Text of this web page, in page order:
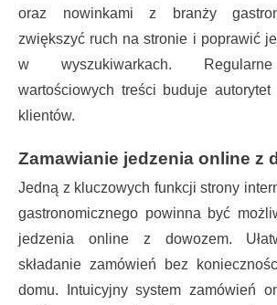
oraz nowinkami z branży
zwiększyć ruch na stronie i poprawić
w wyszukiwarkach.
wartościowych treści buduje
klientów.
Zamawianie jedzenia online z
Jedną z kluczowych funkcji strony
gastronomicznego powinna być
jedzenia online z dowozem.
składanie zamówień bez
domu. Intuicyjny system zamówień